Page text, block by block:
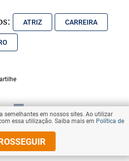
ATRIZ CARREIRA
AO TOPO
semelhantes em nossos sites. Ao utilizar
essa utilização. Saiba mais em Política de